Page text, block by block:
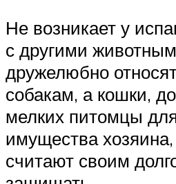
Не возникает у
с другими
дружелюбно
собакам, а кошки,
мелких питомцы
имущества
считают своим